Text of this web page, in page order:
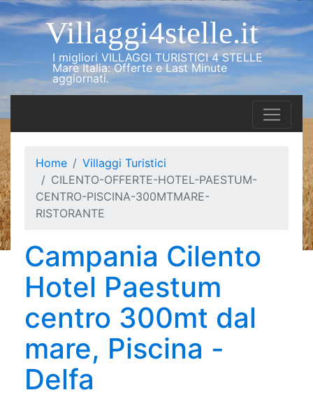
Villaggi4stelle.it
I migliori VILLAGGI TURISTICI 4 STELLE
Mare Italia: Offerte e Last Minute
aggiornati.
Home
Villaggi Turistici
CILENTO-OFFERTE-HOTEL-PAESTUM-
CENTRO-PISCINA-300MTMARE-
RISTORANTE
Campania Cilento
Hotel Paestum
centro 300mt dal
mare, Piscina -
Delfa